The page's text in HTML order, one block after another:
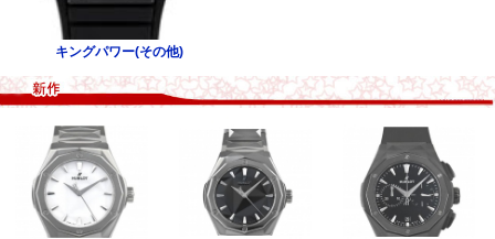
キングパワー(その他)